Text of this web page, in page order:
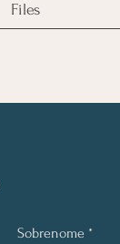
Files
Sobrenome